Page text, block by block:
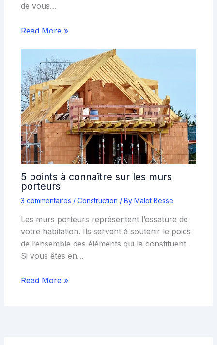
de vous…
Read More »
5 points à connaître sur les murs
porteurs
3 commentaires / Construction / By Malot Besse
Les murs porteurs représentent l’ossature de
votre habitation. Ils servent à soutenir le poids
de l’ensemble des éléments qui la constituent.
Si vous êtes en…
Read More »